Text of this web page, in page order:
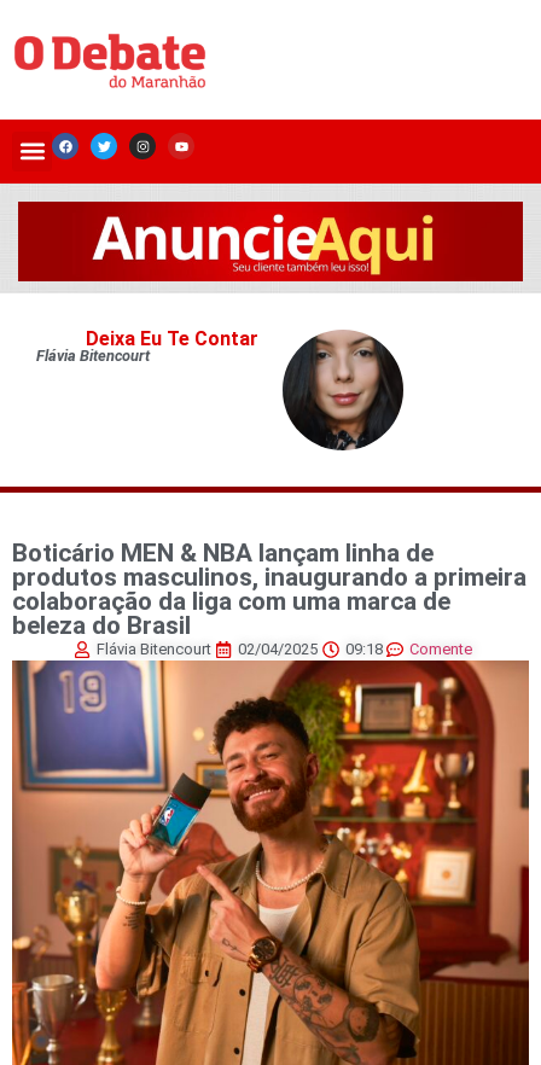
Deixa Eu Te Contar
Flávia Bitencourt
Boticário MEN & NBA lançam linha de
produtos masculinos, inaugurando a primeira
colaboração da liga com uma marca de
beleza do Brasil
Flávia Bitencourt 02/04/2025 09:18 Comente